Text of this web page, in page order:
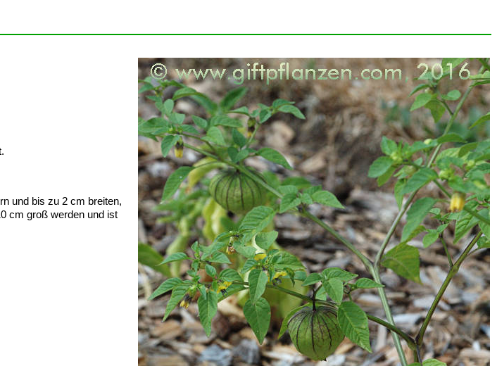
und bis zu 2 cm breiten,
cm groß werden und ist